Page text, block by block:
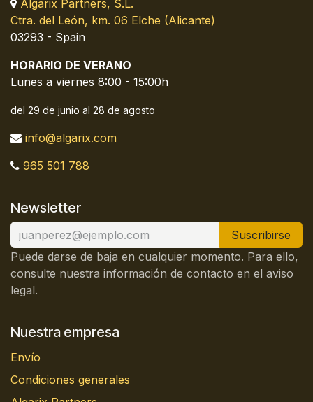
Algarix Partners, S.L.
Ctra. del León, km. 06 Elche (Alicante)
03293 - Spain
HORARIO DE VERANO
Lunes a viernes 8:00 - 15:00h
del 29 de junio al 28 de agosto
info@algarix.com
965 501 788
Newsletter
Suscribirse
Puede darse de baja en cualquier momento. Para ello,
consulte nuestra información de contacto en el aviso
legal.
Nuestra empresa
Envío
Condiciones generales